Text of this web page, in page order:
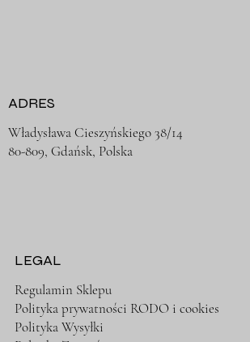
LEGAL
Regulamin Sklepu
Polityka prywatności RODO i cookies
Polityka Wysyłki
ADRES
Władysława Cieszyńskiego 38/14
80-809, Gdańsk, Polska